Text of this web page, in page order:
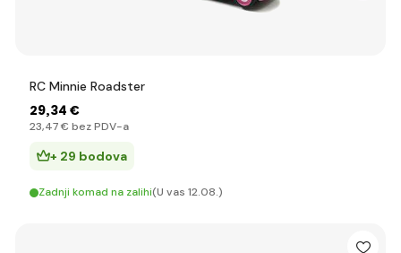
RC Minnie Roadster
29,34 €
23,47 € bez PDV-a
+ 29 bodova
Zadnji komad na zalihi(U vas 12.08.)